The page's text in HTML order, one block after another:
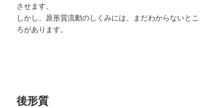
させます。
しかし、原形質流動のしくみには、まだわからないとこ
ろがあります。
後形質